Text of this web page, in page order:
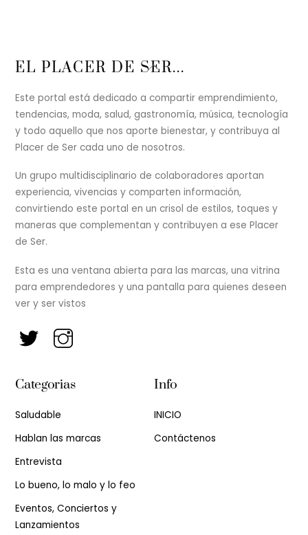
Back
Top
EL PLACER DE SER...
Este portal está dedicado a compartir emprendimiento,
tendencias, moda, salud, gastronomía, música, tecnología
y todo aquello que nos aporte bienestar, y contribuya al
Placer de Ser cada uno de nosotros.
Un grupo multidisciplinario de colaboradores aportan
experiencia, vivencias y comparten información,
convirtiendo este portal en un crisol de estilos, toques y
maneras que complementan y contribuyen a ese Placer
de Ser.
Esta es una ventana abierta para las marcas, una vitrina
para emprendedores y una pantalla para quienes deseen
ver y ser vistos
Categorias
Saludable
Hablan las marcas
Entrevista
Lo bueno, lo malo y lo feo
Eventos, Conciertos y
Lanzamientos
Info
INICIO
Contáctenos